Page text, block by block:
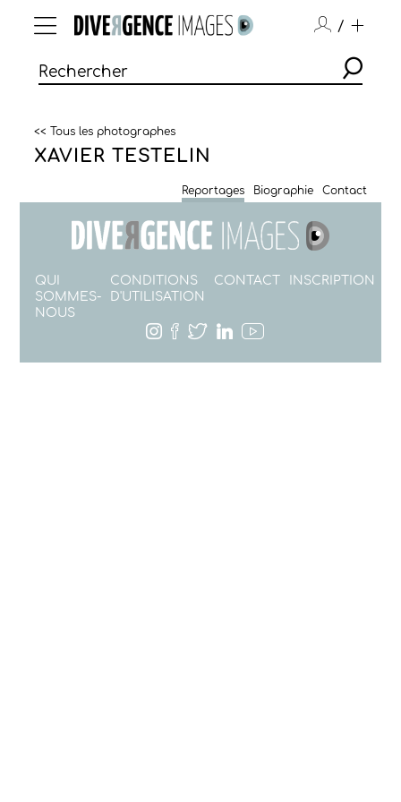
/
<< Tous les photographes
XAVIER TESTELIN
Reportages Biographie Contact
QUI
SOMMES-
NOUS
CONDITIONS
D'UTILISATION
CONTACT INSCRIPTION